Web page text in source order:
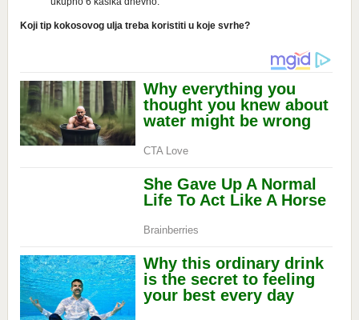
Koji tip kokosovog ulja treba koristiti u koje svrhe?